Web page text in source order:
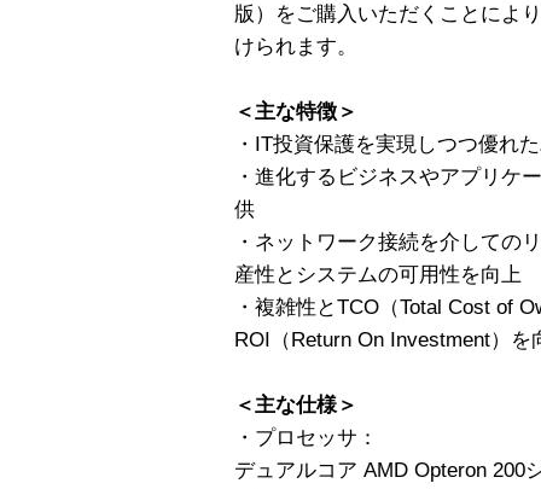
版）をご購入いただくことによ
けられます。
＜主な特徴＞
・IT投資保護を実現しつつ優れ
・進化するビジネスやアプリケ
供
・ネットワーク接続を介しての
産性とシステムの可用性を向上
・複雑性とTCO（Total Cost of
ROI（Return On Investment）を
＜主な仕様＞
・プロセッサ：
デュアルコア AMD Opteron 200